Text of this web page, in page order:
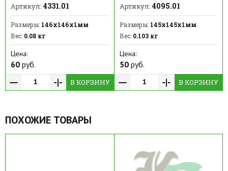
Артикул: 4331.01
Размеры: 146х146х1мм
Вес: 0.08 кг
Цена:
60 руб.
В КОРЗИНУ
Артикул: 4095.01
Размеры:145х145х1мм
Вес:0.103 кг
Цена:
50руб.
В КОРЗИНУ
ПОХОЖИЕ ТОВАРЫ